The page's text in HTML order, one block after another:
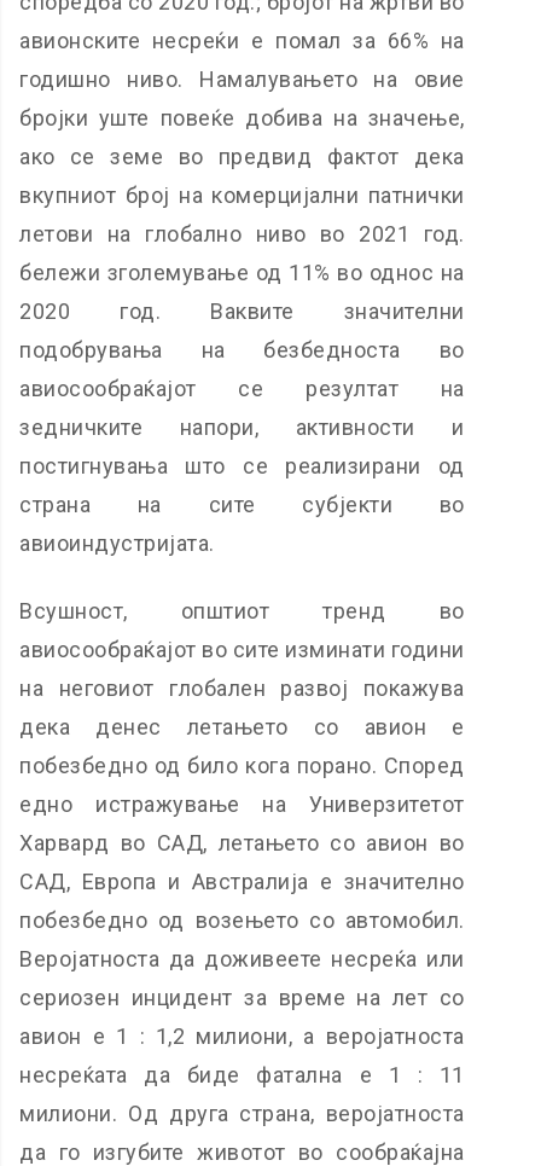
авионските несреќи е помал за 66% на
годишно ниво. Намалувањето на овие
бројки уште повеќе добива на значење,
ако се земе во предвид фактот дека
вкупниот број на комерцијални патнички
летови на глобално ниво во 2021 год.
бележи зголемување од 11% во однос на
2020 год. Ваквите значителни
подобрувања на безбедноста во
авиосообраќајот се резултат на
зедничките напори, активности и
постигнувања што се реализирани од
страна на сите субјекти во
авиоиндустријата.
Всушност, општиот тренд во
авиосообраќајот во сите изминати години
на неговиот глобален развој покажува
дека денес летањето со авион е
побезбедно од било кога порано. Според
едно истражување на Универзитетот
Харвард во САД, летањето со авион во
САД, Европа и Австралија е значително
побезбедно од возењето со автомобил.
Веројатноста да доживеете несреќа или
сериозен инцидент за време на лет со
авион е 1 : 1,2 милиони, а веројатноста
несреќата да биде фатална е 1 : 11
милиони. Од друга страна, веројатноста
да го изгубите животот во сообраќајна